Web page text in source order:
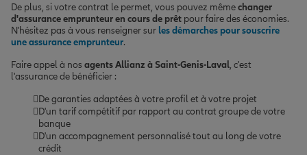
De plus, si votre contrat le permet, vous pouvez mêmechanger
d'assurance emprunteur en cours de prêt pour faire des économies.
N'hésitez pas à vous renseigner sur les démarches pour souscrire
une assurance emprunteur.
Faire appel à nos agents Allianz à Saint-Genis-Laval, c'est
l'assurance de bénéficier :
De garanties adaptées à votre profil et à votre projet
D'un tarif compétitif par rapport au contrat groupe de votre
banque
D'un accompagnement personnalisé tout au long de votre
crédit